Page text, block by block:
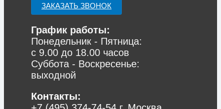
ЗАКАЗАТЬ ЗВОНОК
График работы:
Понедельник - Пятница:
с 9.00 до 18.00 часов
Суббота - Воскресенье:
выходной
Контакты: